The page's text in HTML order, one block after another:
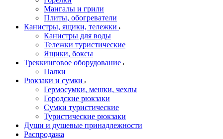
Мангалы и грили
Плиты, обогреватели
Канистры, ящики, тележки
Канистры для воды
Тележки туристические
Ящики, боксы
Треккинговое оборудование
Палки
Рюкзаки и сумки
Гермосумки, мешки, чехлы
Городские рюкзаки
Сумки туристические
Туристические рюкзаки
Души и душевые принадлежности
Распродажа